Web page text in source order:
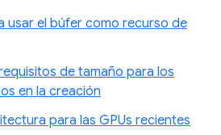
usar el búfer como recurso de
de tamaño para los
en la creación
para las GPUs recientes